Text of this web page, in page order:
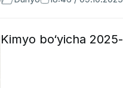
Kimyo bo‘yicha